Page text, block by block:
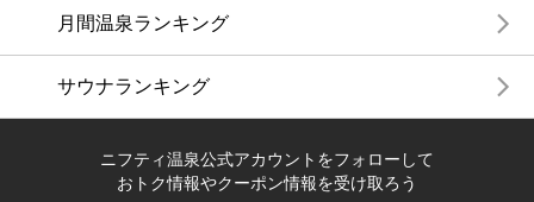
月間温泉ランキング
サウナランキング
ニフティ温泉公式アカウントをフォローして
おトク情報やクーポン情報を受け取ろう